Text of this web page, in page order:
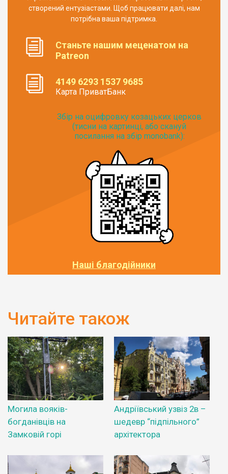
створений ентузіастами. Щоб працювати далі, нам
потрібна ваша підтримка.
Станьте нашим меценатом на
Patreon
4149 6293 1537 9685
Карта ПриватБанк
Збір на оцифровку козацьких церков
(тисни на картинці, або скануй
посилання на збір monobank):
Наші благодійники
Читайте також
Могила вояків-
богданівців на
Замковій горі
Андріївський узвіз 2в –
шедевр “підпільного”
архітектора